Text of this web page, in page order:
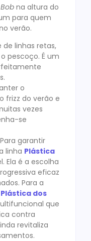
na altura do
para quem
verão.
de linhas retas,
pescoço. É um
o
frizz do verão e
vezes
se
Para garantir
linha Plástica
Ela é a escolha
eficaz
Para a
dos
que
contra
revitaliza